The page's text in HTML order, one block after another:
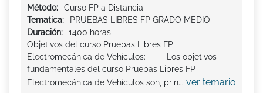
Método:
Curso FP a Distancia
Tematica:
PRUEBAS LIBRES FP GRADO MEDIO
Duración:
1400 horas
Objetivos del curso Pruebas Libres FP
Electromecánica de Vehículos: Los objetivos
fundamentales del curso Pruebas Libres FP
Electromecánica de Vehículos son, prin... ver temario